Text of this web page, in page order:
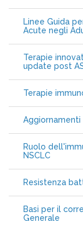
Linee Guida
Acute negli
Terapie
update post
Terapie
Aggiornamenti
Ruolo
NSCLC
Resistenza
Basi per il
Generale